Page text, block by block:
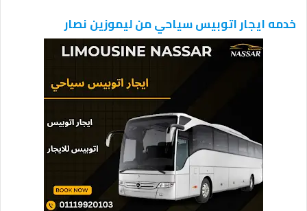
خدمه ايجار اتوبيس سياحي من ليموزين نصار